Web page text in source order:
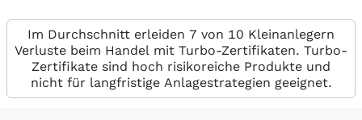
Im Durchschnitt erleiden 7 von 10 Kleinanlegern
Verluste beim Handel mit Turbo-Zertifikaten. Turbo-
Zertifikate sind hoch risikoreiche Produkte und
nicht für langfristige Anlagestrategien geeignet.